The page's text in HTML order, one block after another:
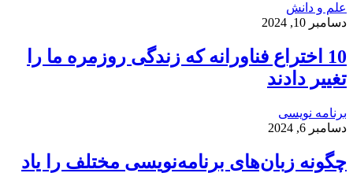
علم و دانش
دسامبر 10, 2024
10 اختراع فناورانه که زندگی روزمره ما را
تغییر دادند
برنامه نویسی
دسامبر 6, 2024
چگونه زبان‌های برنامه‌نویسی مختلف را یاد